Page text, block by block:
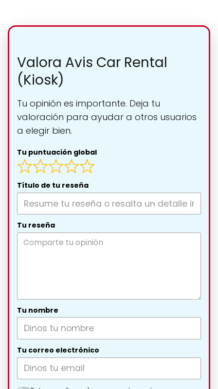
Valora Avis Car Rental
(Kiosk)
Tu opinión es importante. Deja tu
valoración para ayudar a otros usuarios
a elegir bien.
Tu puntuación global
Título de tu reseña
Tu reseña
Tu nombre
Tu correo electrónico